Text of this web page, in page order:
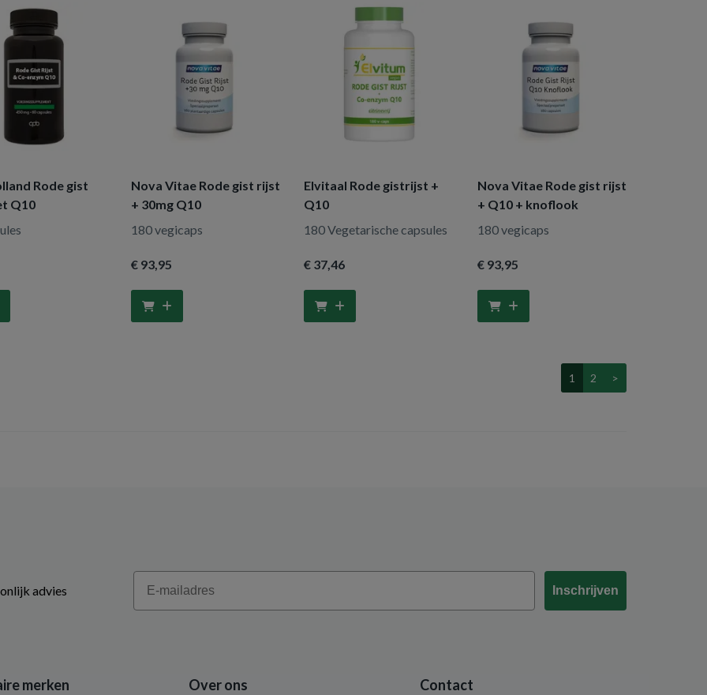
Rode gist
Q10
Nova Vitae Rode gist rijst
+ 30mg Q10
180 vegicaps
€ 93,95
Elvitaal Rode gistrijst +
Q10
180 Vegetarische capsules
€ 37,46
Nova Vitae Rode gist rijst
+ Q10 + knoflook
180 vegicaps
€ 93,95
1 2 >
advies
Email
Inschrijven
merken Over ons Contact